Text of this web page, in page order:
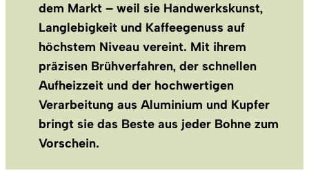
dem Markt – weil sie Handwerkskunst,
Langlebigkeit und Kaffeegenuss auf
höchstem Niveau vereint. Mit ihrem
präzisen Brühverfahren, der schnellen
Aufheizzeit und der hochwertigen
Verarbeitung aus Aluminium und Kupfer
bringt sie das Beste aus jeder Bohne zum
Vorschein.